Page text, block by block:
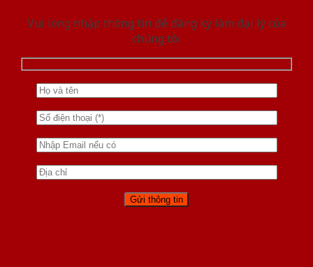
Vui lòng nhập thông tin để đăng ký làm đại lý của
chúng tôi